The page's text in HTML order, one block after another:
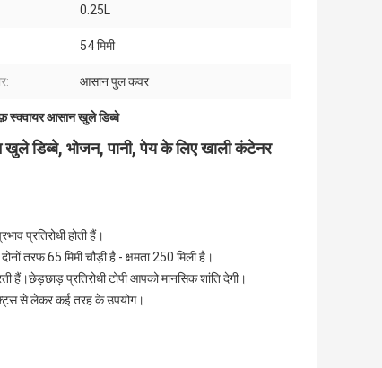
0.25L
54 मिमी
आसान पुल कवर
स्क्वायर आसान खुले डिब्बे
डिब्बे, भोजन, पानी, पेय के लिए खाली कंटेनर
प्रतिरोधी होती हैं।
तरफ 65 मिमी चौड़ी है - क्षमता 250 मिली है।
प्रतिरोधी टोपी आपको मानसिक शांति देगी।
से लेकर कई तरह के उपयोग।